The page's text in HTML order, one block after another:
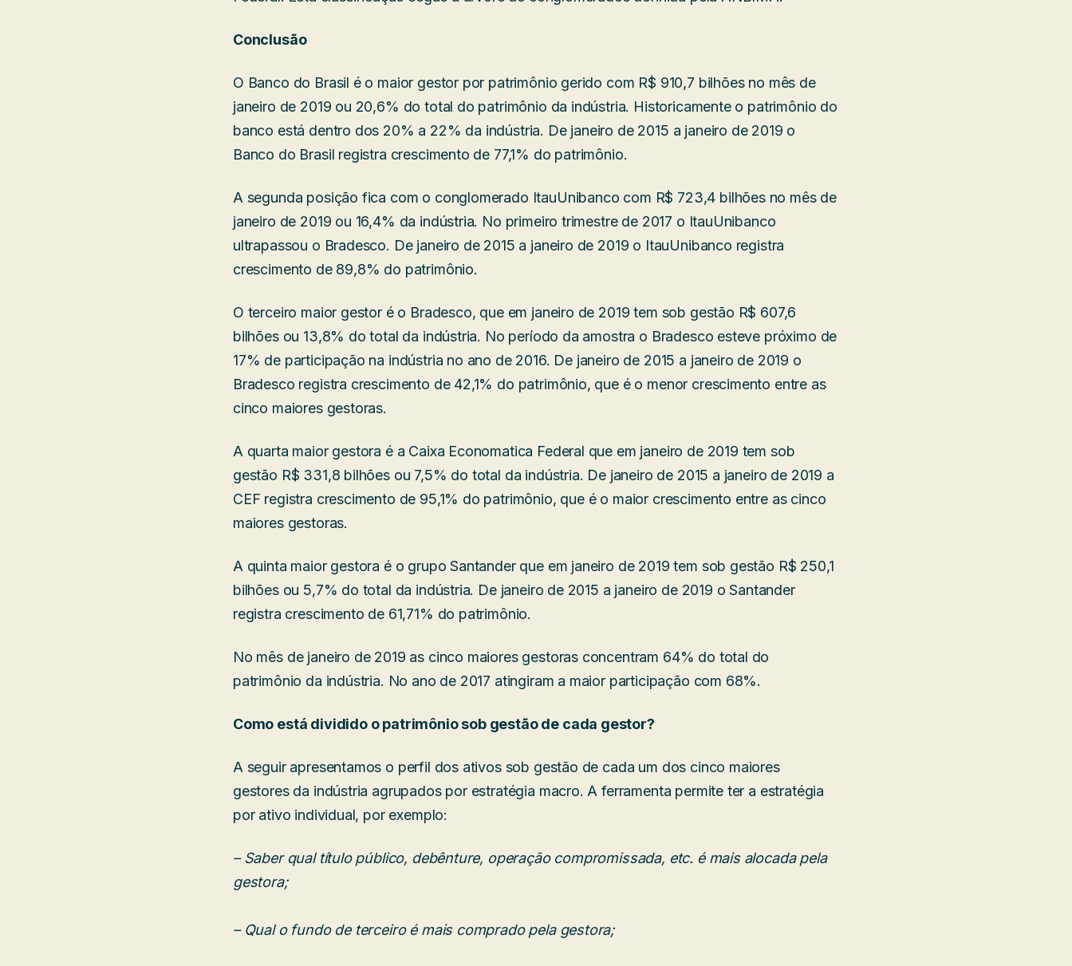
Conclusão
O Banco do Brasil é o maior gestor por patrimônio gerido com R$ 910,7 bilhões no mês de
janeiro de 2019 ou 20,6% do total do patrimônio da indústria. Historicamente o patrimônio do
banco está dentro dos 20% a 22% da indústria. De janeiro de 2015 a janeiro de 2019 o
Banco do Brasil registra crescimento de 77,1% do patrimônio.
A segunda posição fica com o conglomerado ItauUnibanco com R$ 723,4 bilhões no mês de
janeiro de 2019 ou 16,4% da indústria. No primeiro trimestre de 2017 o ItauUnibanco
ultrapassou o Bradesco. De janeiro de 2015 a janeiro de 2019 o ItauUnibanco registra
crescimento de 89,8% do patrimônio.
O terceiro maior gestor é o Bradesco, que em janeiro de 2019 tem sob gestão R$ 607,6
bilhões ou 13,8% do total da indústria. No período da amostra o Bradesco esteve próximo de
17% de participação na indústria no ano de 2016. De janeiro de 2015 a janeiro de 2019 o
Bradesco registra crescimento de 42,1% do patrimônio, que é o menor crescimento entre as
cinco maiores gestoras.
A quarta maior gestora é a Caixa Economatica Federal que em janeiro de 2019 tem sob
gestão R$ 331,8 bilhões ou 7,5% do total da indústria. De janeiro de 2015 a janeiro de 2019 a
CEF registra crescimento de 95,1% do patrimônio, que é o maior crescimento entre as cinco
maiores gestoras.
A quinta maior gestora é o grupo Santander que em janeiro de 2019 tem sob gestão R$ 250,1
bilhões ou 5,7% do total da indústria. De janeiro de 2015 a janeiro de 2019 o Santander
registra crescimento de 61,71% do patrimônio.
No mês de janeiro de 2019 as cinco maiores gestoras concentram 64% do total do
patrimônio da indústria. No ano de 2017 atingiram a maior participação com 68%.
Como está dividido o patrimônio sob gestão de cada gestor?
A seguir apresentamos o perfil dos ativos sob gestão de cada um dos cinco maiores
gestores da indústria agrupados por estratégia macro. A ferramenta permite ter a estratégia
por ativo individual, por exemplo:
– Saber qual título público, debênture, operação compromissada, etc. é mais alocada pela
gestora;
– Qual o fundo de terceiro é mais comprado pela gestora;